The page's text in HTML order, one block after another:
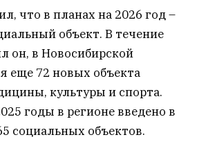
что в планах на 2026 год –
объект. В течение
он, в Новосибирской
еще 72 новых объекта
культуры и спорта.
годы в регионе введено в
социальных объектов.